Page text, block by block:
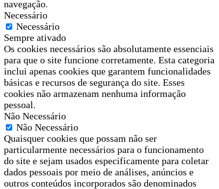
navegação.
Necessário
Necessário
Sempre ativado
Os cookies necessários são absolutamente essenciais
para que o site funcione corretamente. Esta categoria
inclui apenas cookies que garantem funcionalidades
básicas e recursos de segurança do site. Esses
cookies não armazenam nenhuma informação
pessoal.
Não Necessário
Não Necessário
Quaisquer cookies que possam não ser
particularmente necessários para o funcionamento
do site e sejam usados especificamente para coletar
dados pessoais por meio de análises, anúncios e
outros conteúdos incorporados são denominados